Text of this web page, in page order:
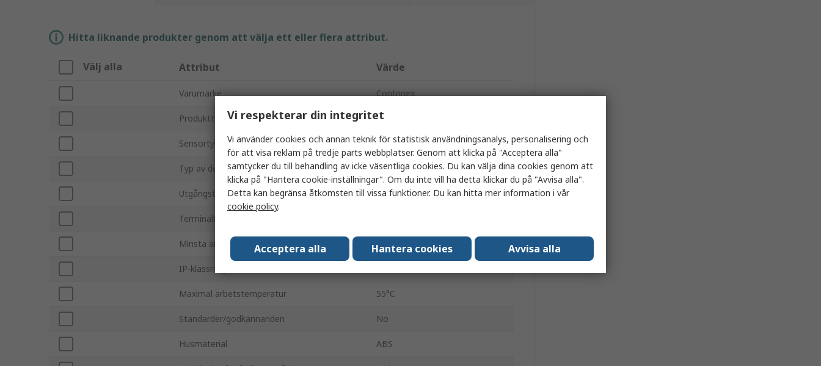
Hitta liknande produkter genom att välja ett eller flera attribut.
Välj alla Attribut Värde
Varumärke Contrinex
Produkttyp Fotoelektrisk sensor
Sensortyp Cylindrisk
Typ av detektion Diffus
Utgångstyp PNP
Terminaltyp
Minsta arbetsstemperatur -25°C
IP-klassning
Maximal arbetstemperatur 55°C
Standarder/godkännanden No
Husmaterial ABS
Vi respekterar din integritet
Vi använder cookies och annan teknik för statistisk användningsanalys, personalisering och
för att visa reklam på tredje parts webbplatser. Genom att klicka på "Acceptera alla"
samtycker du till behandling av icke väsentliga cookies. Du kan välja dina cookies genom att
klicka på "Hantera cookie-inställningar". Om du inte vill ha detta klickar du på "Avvisa alla".
Detta kan begränsa åtkomsten till vissa funktioner. Du kan hitta mer information i vår
cookie policy.
Acceptera alla Hantera cookies Avvisa alla